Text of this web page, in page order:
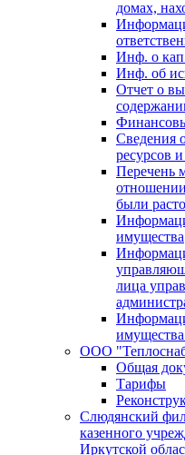
домах,
Инф. о
Инф. об
Отчет о
Сведения
ресурсов
Перечень
были
имущества
лица
ООО
Общая
Тарифы
Слюдянский
казенного
Иркутской